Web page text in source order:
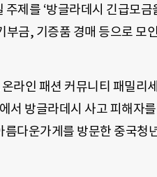
제를 ‘방글라데시 긴급모금
부금, 기증품 경매 등으로 모인
라인 패션 커뮤니티 패밀리
방글라데시 사고 피해자
다운가게를 방문한 중국청